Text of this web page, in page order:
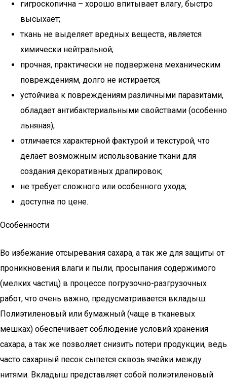
гигроскопична – хорошо впитывает влагу, быстро
высыхает;
ткань не выделяет вредных веществ, является
химически нейтральной;
прочная, практически не подвержена механическим
повреждениям, долго не истирается;
устойчива к повреждениям различными паразитами,
обладает антибактериальными свойствами (особенно
льняная);
отличается характерной фактурой и текстурой, что
делает возможным использование ткани для
создания декоративных драпировок;
не требует сложного или особенного ухода;
доступна по цене.
Особенности
Во избежание отсыревания сахара, а так же для защиты от
проникновения влаги и пыли, просыпания содержимого
(мелких частиц) в процессе погрузочно-разгрузочных
работ, что очень важно, предусматривается вкладыш.
Полиэтиленовый или бумажный (чаще в тканевых
мешках) обеспечивает соблюдение условий хранения
сахара, а так же позволяет снизить потери продукции, ведь
часто сахарный песок сыпется сквозь ячейки между
нитями. Вкладыш представляет собой полиэтиленовый